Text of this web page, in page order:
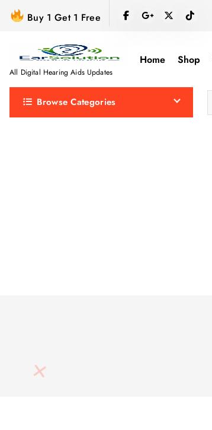
Buy 1 Get 1 Free
All Digital Hearing Aids Updates
Home Shop
Browse Categories